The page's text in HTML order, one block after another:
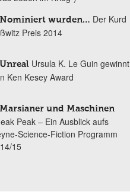
Nominiert wurden… Der Kurd
Preis 2014
Unreal Ursula K. Le Guin gewinnt
Ken Kesey Award
Marsianer und Maschinen
Peak – Ein Ausblick aufs
Science-Fiction Programm
15